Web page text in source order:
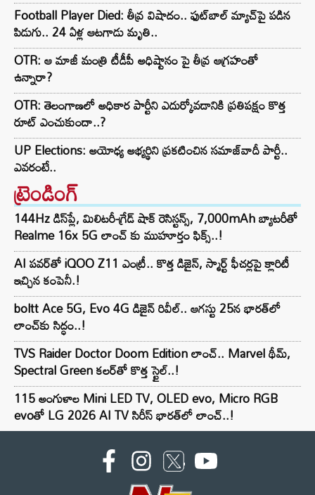
Football Player Died: తీవ్ర విషాదం.. ఫుట్‌బాల్ మ్యాచ్‌పై పడిన
పిడుగు.. 24 ఏళ్ల ఆటగాడు మృతి..
OTR: ఆ మాజీ మంత్రి టీడీపీ అధిష్టానం పై తీవ్ర ఆగ్రహంతో
ఉన్నారా?
OTR: తెలంగాణలో అధికార పార్టీని ఎదుర్కోవడానికి ప్రతిపక్షం కొత్త
రూట్‌ ఎంచుకుందా..?
UP Elections: అయోధ్య అభ్యర్థిని ప్రకటించిన సమాజ్‌వాదీ పార్టీ..
ఎవరంటే..
ట్రెండింగ్‌
144Hz డిస్‌ప్లే, మిలిటరీ-గ్రేడ్ షాక్ రెసిస్టన్స్, 7,000mAh బ్యాటరీతో
Realme 16x 5G లాంచ్ కు ముహూర్తం ఫిక్స్..!
AI పవర్‌తో iQOO Z11 ఎంట్రీ.. కొత్త డిజైన్, స్మార్ట్ ఫీచర్లపై క్లారిటీ
ఇచ్చిన కంపెనీ.!
boltt Ace 5G, Evo 4G డిజైన్ రివీల్.. ఆగస్టు 25న భారత్‌లో
లాంచ్‌కు సిద్ధం..!
TVS Raider Doctor Doom Edition లాంచ్.. Marvel థీమ్,
Spectral Green కలర్‌తో కొత్త స్టైల్..!
115 అంగుళాల Mini LED TV, OLED evo, Micro RGB
evoతో LG 2026 AI TV సిరీస్ భారత్‌లో లాంచ్..!